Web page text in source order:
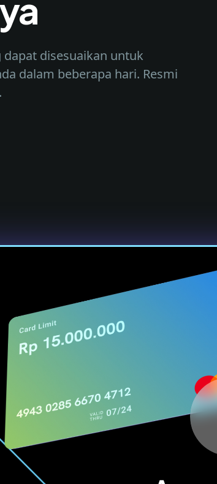
disesuaikan untuk
dalam beberapa hari. Resmi